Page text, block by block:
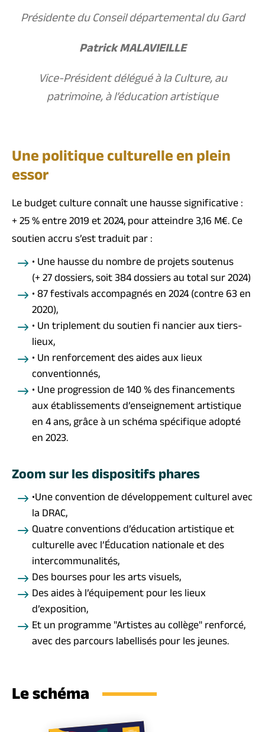
Présidente du Conseil départemental du Gard
Patrick MALAVIEILLE
Vice-Président délégué à la Culture, au
patrimoine, à l’éducation artistique
Une politique culturelle en plein
essor
Le budget culture connaît une hausse significative :
+ 25 % entre 2019 et 2024, pour atteindre 3,16 M€. Ce
soutien accru s’est traduit par :
• Une hausse du nombre de projets soutenus
(+ 27 dossiers, soit 384 dossiers au total sur 2024)
• 87 festivals accompagnés en 2024 (contre 63 en
2020),
• Un triplement du soutien fi nancier aux tiers-
lieux,
• Un renforcement des aides aux lieux
conventionnés,
• Une progression de 140 % des financements
aux établissements d’enseignement artistique
en 4 ans, grâce à un schéma spécifique adopté
en 2023.
Zoom sur les dispositifs phares
•Une convention de développement culturel avec
la DRAC,
Quatre conventions d’éducation artistique et
culturelle avec l’Éducation nationale et des
intercommunalités,
Des bourses pour les arts visuels,
Des aides à l’équipement pour les lieux
d’exposition,
Et un programme "Artistes au collège" renforcé,
avec des parcours labellisés pour les jeunes.
Le schéma